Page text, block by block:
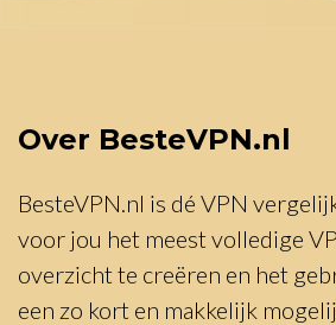
Over BesteVPN.nl
BesteVPN.nl is dé VPN
voor jou het meest volledige
overzicht te creëren en het
een zo kort en makkelijk